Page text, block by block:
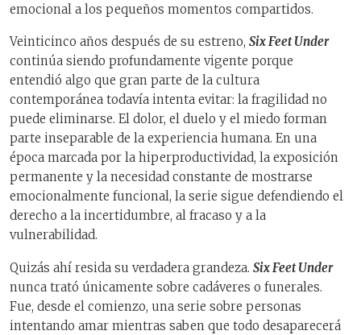
emocional a los pequeños momentos compartidos.
Veinticinco años después de su estreno, Six Feet Under
continúa siendo profundamente vigente porque
entendió algo que gran parte de la cultura
contemporánea todavía intenta evitar: la fragilidad no
puede eliminarse. El dolor, el duelo y el miedo forman
parte inseparable de la experiencia humana. En una
época marcada por la hiperproductividad, la exposición
permanente y la necesidad constante de mostrarse
emocionalmente funcional, la serie sigue defendiendo el
derecho a la incertidumbre, al fracaso y a la
vulnerabilidad.
Quizás ahí resida su verdadera grandeza. Six Feet Under
nunca trató únicamente sobre cadáveres o funerales.
Fue, desde el comienzo, una serie sobre personas
intentando amar mientras saben que todo desaparecerá